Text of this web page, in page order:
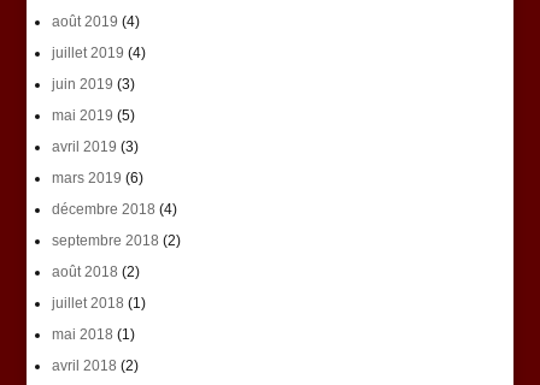
août 2019 (4)
juillet 2019 (4)
juin 2019 (3)
mai 2019 (5)
avril 2019 (3)
mars 2019 (6)
décembre 2018 (4)
septembre 2018 (2)
août 2018 (2)
juillet 2018 (1)
mai 2018 (1)
avril 2018 (2)